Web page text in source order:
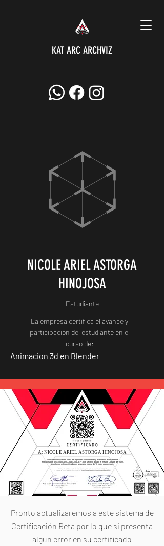
KAT ARC ARCHVIZ
NICOLE ARIEL ASTORGA
HINOJOSA
Estudiante
La empresa certifica el avance y
participacion del estudiante en el
curso de:
Animacion 3d en Blender
A: NICOLE ARIEL ASTORGA HINOJOSA
Por haber concluido en forma de "Aprobado" completando y avanzando exitosamente
en el curso de "DISEÑO 3D CON BLENDER", que se llevó a cabo el mes de Octubre del 2022,
se extiende este certificado con una carga horaria de 16 horas académicas.
Pronto actualizaremos a este sistema de
Certificación Beta por lo que si presenta
algun error en su certificado